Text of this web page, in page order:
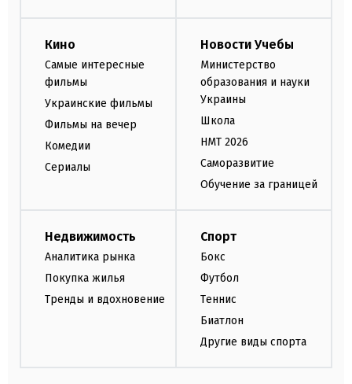
Кино
Самые интересные
фильмы
Украинские фильмы
Фильмы на вечер
Комедии
Сериалы
Новости Учебы
Министерство
образования и науки
Украины
Школа
НМТ 2026
Саморазвитие
Обучение за границей
Недвижимость
Аналитика рынка
Покупка жилья
Тренды и вдохновение
Спорт
Бокс
Футбол
Теннис
Биатлон
Другие виды спорта